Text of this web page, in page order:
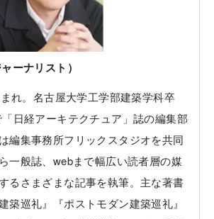
ーナリスト）
れ。名古屋大学工学部建築学科卒
日経アーキテクチュア」誌の編集部
編集事務所フリックスタジオを共同
一般誌、webまで幅広い読者層の媒
るさまざまな記事を執筆。主な著書
築巡礼』『ポストモダン建築巡礼』